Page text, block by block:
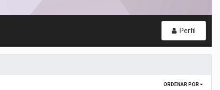
Perfil
ORDENAR POR